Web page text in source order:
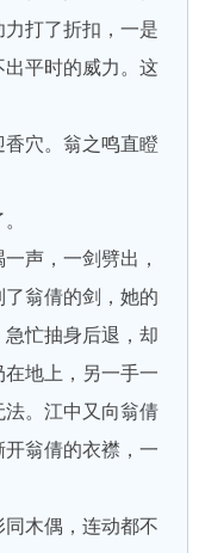
打了折扣，一是
平时的威力。这
穴。翁之鸣直瞪
声，一剑劈出，
翁倩的剑，她的
忙抽身后退，却
地上，另一手一
。江中又向翁倩
翁倩的衣襟，一
木偶，连动都不